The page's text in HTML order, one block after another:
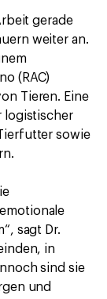
gerade
weiter an.
(RAC)
Tieren. Eine
logistischer
sowie
sagt Dr.
in
sind sie
und